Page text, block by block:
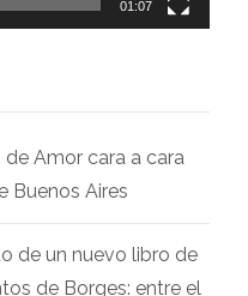
01:07
Amor cara a cara
Buenos Aires
de un nuevo libro de
de Borges: entre el